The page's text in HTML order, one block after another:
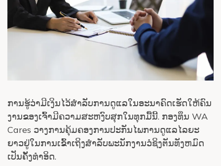
ການຮູ້ວ່າມີເງິນໄວ້ສໍາລັບການດູແລໃນອະນາຄົດເຮັດໃຫ້ຄົນ
ງານຂອງເຈົ້າມີຄວາມສະຫງົບສຸກໃນທຸກມື້ນີ້. ກອງທຶນ WA
Cares ວາງການຄຸ້ມຄອງການປະກັນໄພການດູແລໄລຍະ
ຍາວຢູ່ໃນການເຂົ້າເຖິງສໍາລັບພະນັກງານວໍຊິງຕັນທັງຫມົດ
ເປັນຄັ້ງທໍາອິດ.